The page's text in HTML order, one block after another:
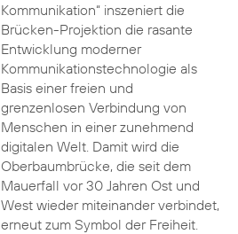
Kommunikation“ inszeniert die
Brücken-Projektion die rasante
Entwicklung moderner
Kommunikationstechnologie als
Basis einer freien und
grenzenlosen Verbindung von
Menschen in einer zunehmend
digitalen Welt. Damit wird die
Oberbaumbrücke, die seit dem
Mauerfall vor 30 Jahren Ost und
West wieder miteinander verbindet,
erneut zum Symbol der Freiheit.